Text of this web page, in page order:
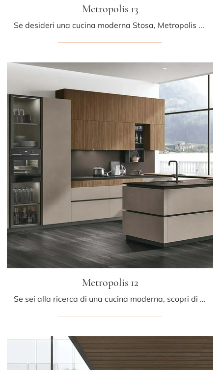
Metropolis 13
Se desideri una cucina moderna Stosa, Metropolis 13 in Pet ti aspetta nel nostro negozio di Cucine Moderne con penisola.
Metropolis 12
Se sei alla ricerca di una cucina moderna, scopri di più sul modello Metropolis 12 Stosa.